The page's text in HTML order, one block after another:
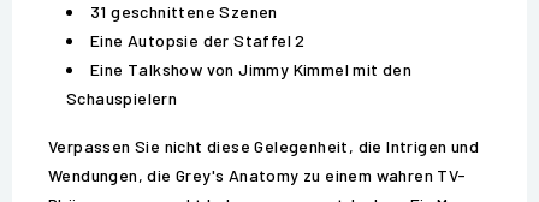
31 geschnittene Szenen
Eine Autopsie der Staffel 2
Eine Talkshow von Jimmy Kimmel mit den
Schauspielern
Verpassen Sie nicht diese Gelegenheit, die Intrigen und
Wendungen, die Grey's Anatomy zu einem wahren TV-